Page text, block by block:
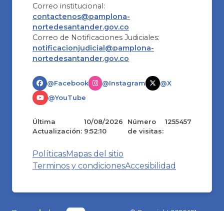
Correo institucional:
contactenos@pamplona-
nortedesantander.gov.co
Correo de Notificaciones Judiciales:
notificacionjudicial@pamplona-
nortedesantander.gov.co
@Facebook @Instagram
@X
@YouTube
Última
Actualización:
10/08/2026
9:52:10
Número
de visitas:
1255457
PolíticasMapas del sitio
Terminos y condicionesAccesibilidad